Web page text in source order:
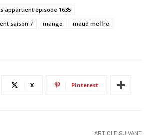
appartient épisode 1635
saison 7
mango
maud meffre
X Pinterest
ARTICLE SUIVANT